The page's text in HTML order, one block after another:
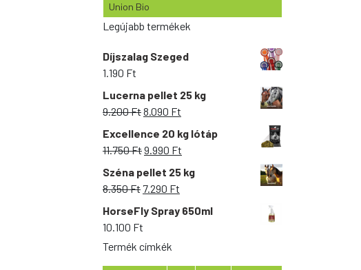
Union Bio
Legújabb termékek
Díjszalag Szeged
1.190 Ft
Lucerna pellet 25 kg
9.200FtOriginal
price
was:
9.200 Ft.
8.090 Ft
price
is:
8.090 Ft.
Excellence 20 kg lótáp
11.750FtOriginal
price
was:
11.750 Ft.
9.990 Ft
price
is:
Széna pellet 25 kg
8.350Ft Original
price
was:
7.290 Ft
price
HorseFly Spray 650ml
10.100 Ft
Termék címkék